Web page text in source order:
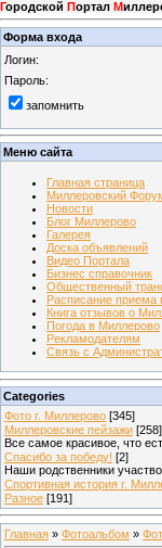
Городской Портал М
Форма входа
Логин:
Пароль:
запомнить
Меню сайта
Главная страница
Миллеровский
Новости
Блог Миллерово
Галерея
Доска объявлений
Видео Портала
Бизнес справочник
Общественный
Расписание приема
Книга отзывов о
Погода в Миллерово
Рекламодателям
Связь с
Categories
Фото г. Миллерово [345]
Миллеровские пейзажи [258]
Все самое красивое, что
Спасибо за победу! [2]
Наши родственники
Спортивная история г.
Разное [191]
Главная » Фотоальбом »